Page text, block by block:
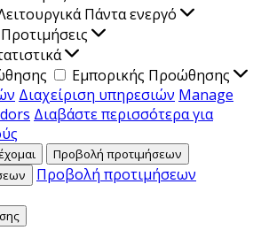
Πάντα ενεργό
Προτιμήσεις
Εμπορικής Προώθησης
Διαχείριση υπηρεσιών Manage
Διαβάστε περισσότερα για
Προβολή προτιμήσεων
Προβολή προτιμήσεων